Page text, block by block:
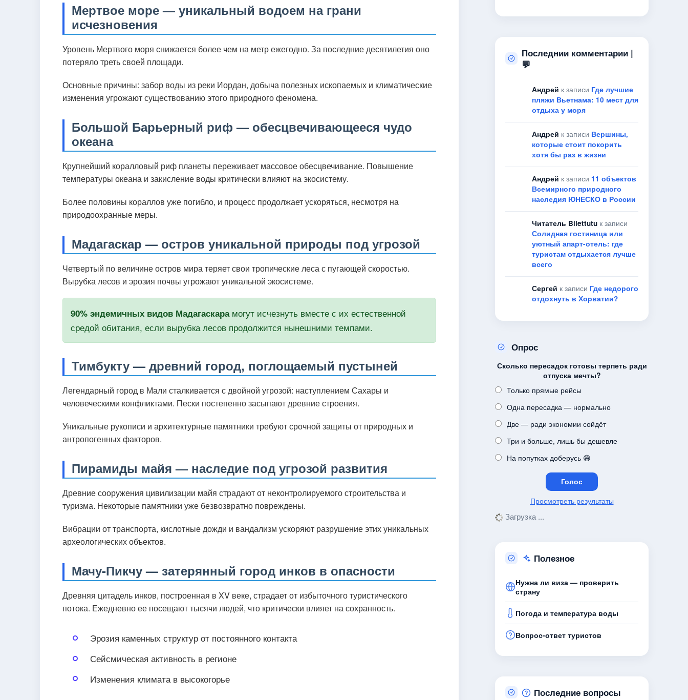
Мертвое море — уникальный водоем на грани
исчезновения
Уровень Мертвого моря снижается более чем на метр ежегодно. За последние десятилетия оно
потеряло треть своей площади.
Основные причины: забор воды из реки Иордан, добыча полезных ископаемых и климатические
изменения угрожают существованию этого природного феномена.
Большой Барьерный риф — обесцвечивающееся чудо
океана
Крупнейший коралловый риф планеты переживает массовое обесцвечивание. Повышение
температуры океана и закисление воды критически влияют на экосистему.
Более половины кораллов уже погибло, и процесс продолжает ускоряться, несмотря на
природоохранные меры.
Мадагаскар — остров уникальной природы под угрозой
Четвертый по величине остров мира теряет свои тропические леса с пугающей скоростью.
Вырубка лесов и эрозия почвы угрожают уникальной экосистеме.
90% эндемичных видов Мадагаскарамогут исчезнуть вместе с их естественной
средой обитания, если вырубка лесов продолжится нынешними темпами.
Тимбукту — древний город, поглощаемый пустыней
Легендарный город в Мали сталкивается с двойной угрозой: наступлением Сахары и
человеческими конфликтами. Пески постепенно засыпают древние строения.
Уникальные рукописи и архитектурные памятники требуют срочной защиты от природных и
антропогенных факторов.
Пирамиды майя — наследие под угрозой развития
Древние сооружения цивилизации майя страдают от неконтролируемого строительства и
туризма. Некоторые памятники уже безвозвратно повреждены.
Вибрации от транспорта, кислотные дожди и вандализм ускоряют разрушение этих уникальных
археологических объектов.
Мачу-Пикчу — затерянный город инков в опасности
Древняя цитадель инков, построенная в XV веке, страдает от избыточного туристического
потока. Ежедневно ее посещают тысячи людей, что критически влияет на сохранность.
Эрозия каменных структур от постоянного контакта
Сейсмическая активность в регионе
Изменения климата в высокогорье
Последнии комментарии |
💬
Андрей к записи Где лучшие
пляжи Вьетнама: 10 мест для
отдыха у моря
Андрей к записи Вершины,
которые стоит покорить
хотя бы раз в жизни
Андрей к записи 11 объектов
Всемирного природного
наследия ЮНЕСКО в России
Читатель Bilettutu к записи
Солидная гостиница или
уютный апарт-отель: где
туристам отдыхается лучше
всего
Сергей к записи Где недорого
отдохнуть в Хорватии?
Опрос
Сколько пересадок готовы терпеть ради
отпуска мечты?
Только прямые рейсы
Одна пересадка — нормально
Две — ради экономии сойдёт
Три и больше, лишь бы дешевле
На попутках доберусь 😄
Просмотреть результаты
Загрузка ...
Полезное
Нужна ли виза — проверить
страну
Погода и температура воды
Вопрос-ответ туристов
Последние вопросы